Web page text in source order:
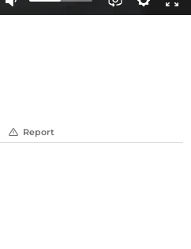
Report